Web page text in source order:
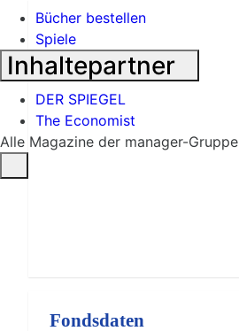
Fondsdaten
Bücher bestellen
Spiele
Inhaltepartner
DER SPIEGEL
The Economist
Alle Magazine der manager-Gruppe